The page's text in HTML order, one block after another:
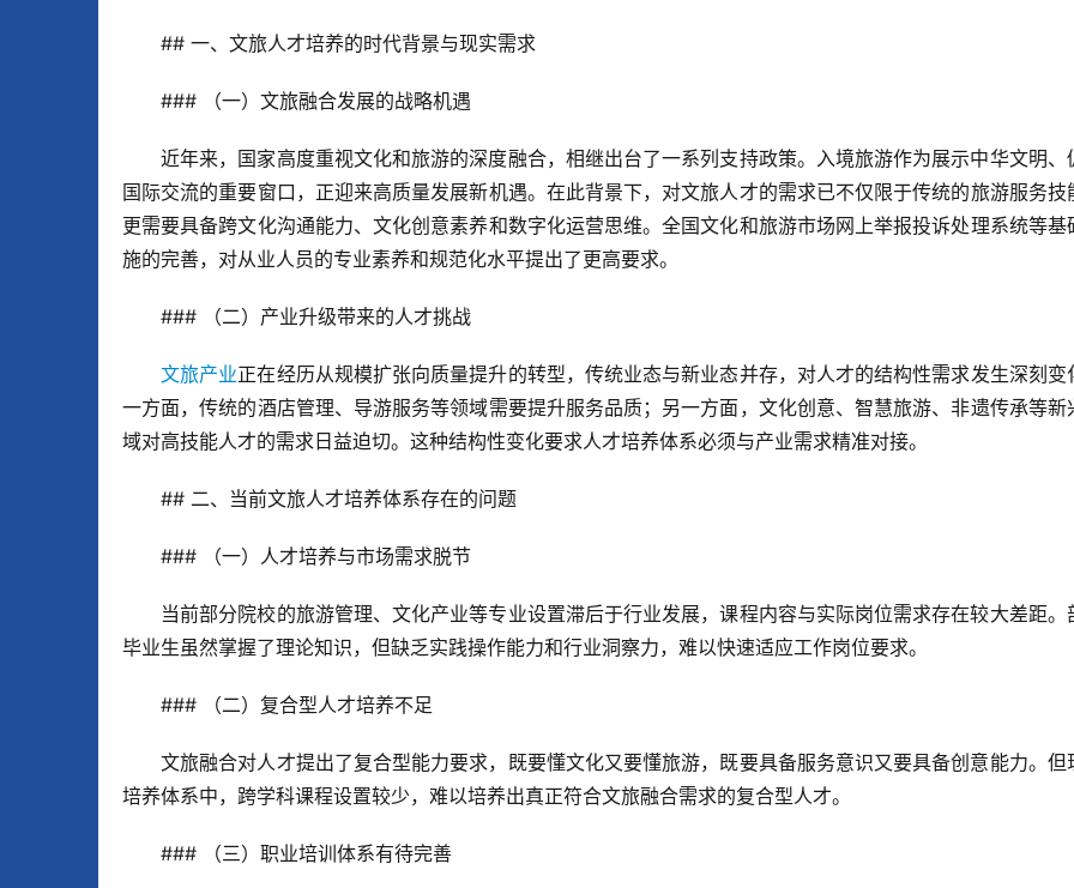
## 一、文旅人才培养的时代背景与现实需求
### （一）文旅融合发展的战略机遇
近年来，国家高度重视文化和旅游的深度融合，相继出台了一系列支持政策。入境旅游作为展示中华文明、
国际交流的重要窗口，正迎来高质量发展新机遇。在此背景下，对文旅人才的需求已不仅限于传统的旅游服务技
更需要具备跨文化沟通能力、文化创意素养和数字化运营思维。全国文化和旅游市场网上举报投诉处理系统等基
施的完善，对从业人员的专业素养和规范化水平提出了更高要求。
### （二）产业升级带来的人才挑战
文旅产业正在经历从规模扩张向质量提升的转型，传统业态与新业态并存，对人才的结构性需求发生深刻变
一方面，传统的酒店管理、导游服务等领域需要提升服务品质；另一方面，文化创意、智慧旅游、非遗传承等新
域对高技能人才的需求日益迫切。这种结构性变化要求人才培养体系必须与产业需求精准对接。
## 二、当前文旅人才培养体系存在的问题
### （一）人才培养与市场需求脱节
当前部分院校的旅游管理、文化产业等专业设置滞后于行业发展，课程内容与实际岗位需求存在较大差距。
毕业生虽然掌握了理论知识，但缺乏实践操作能力和行业洞察力，难以快速适应工作岗位要求。
### （二）复合型人才培养不足
文旅融合对人才提出了复合型能力要求，既要懂文化又要懂旅游，既要具备服务意识又要具备创意能力。但
培养体系中，跨学科课程设置较少，难以培养出真正符合文旅融合需求的复合型人才。
### （三）职业培训体系有待完善